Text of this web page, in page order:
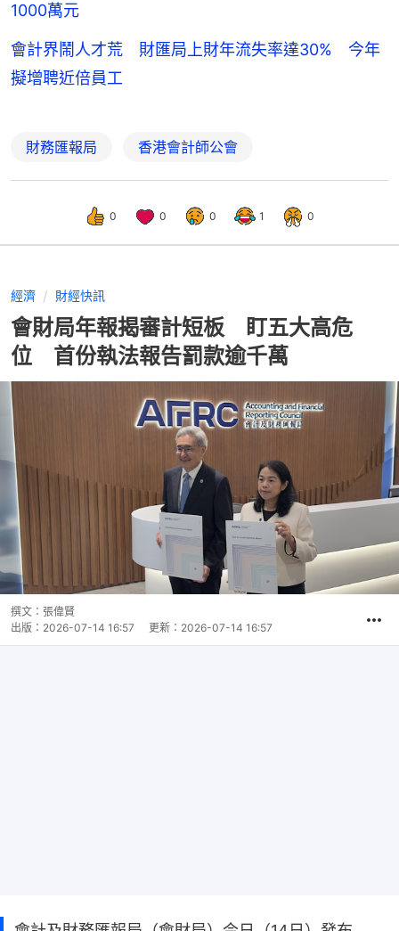
1000萬元
會計界鬧人才荒 財匯局上財年流失率達30% 今年
擬增聘近倍員工
財務匯報局 香港會計師公會
0 0 0 1 0
經濟 財經快訊
會財局年報揭審計短板 盯五大高危
位 首份執法報告罰款逾千萬
撰文： 張偉賢
出版： 2026-07-14 16:57 更新： 2026-07-14 16:57